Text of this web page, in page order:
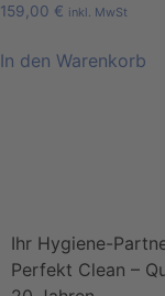
159,00 € inkl. MwSt
In den Warenkorb
Ihr Hygiene-
Perfekt Clean –